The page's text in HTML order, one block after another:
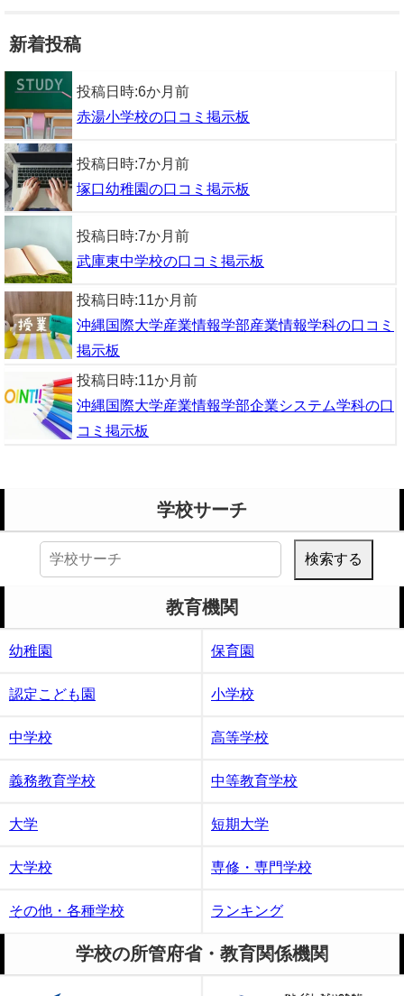
新着投稿
投稿日時:6か月前
赤湯小学校の口コミ掲示板
投稿日時:7か月前
塚口幼稚園の口コミ掲示板
投稿日時:7か月前
武庫東中学校の口コミ掲示板
投稿日時:11か月前
沖縄国際大学産業情報学部産業情報学科の口コミ
掲示板
投稿日時:11か月前
沖縄国際大学産業情報学部企業システム学科の口
コミ掲示板
学校サーチ
検
教育機関
幼稚園 保育園
認定こども園 小学校
中学校 高等学校
義務教育学校 中等教育学校
大学 短期大学
大学校 専修・専門学校
その他・各種学校 ランキング
学校の所管府省・教育関係機関